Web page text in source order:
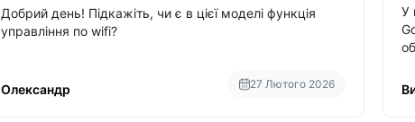
Добрий день! Підкажіть, чи є в цієї моделі функція
управління по wifi?
Олександр 27 Лютого 2026
У